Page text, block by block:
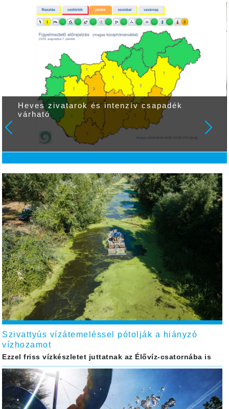
Heves zivatarok és intenzív csapadék
várható
Szivattyús vízátemeléssel pótolják a hiányzó
vízhozamot
Ezzel friss vízkészletet juttatnak az Élővíz-csatornába is